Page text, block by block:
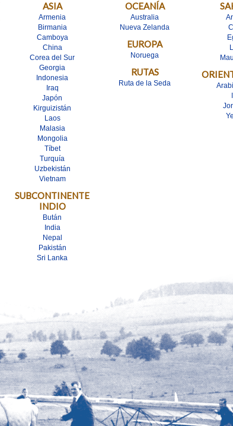
ASIA
Armenia
Birmania
Camboya
China
Corea del Sur
Georgia
Indonesia
Iraq
Japón
Kirguizistán
Laos
Malasia
Mongolia
Tíbet
Turquía
Uzbekistán
Vietnam
SUBCONTINENTE
INDIO
Bután
India
Nepal
Pakistán
Sri Lanka
OCEANÍA
Australia
Nueva Zelanda
EUROPA
Noruega
RUTAS
Ruta de la Seda